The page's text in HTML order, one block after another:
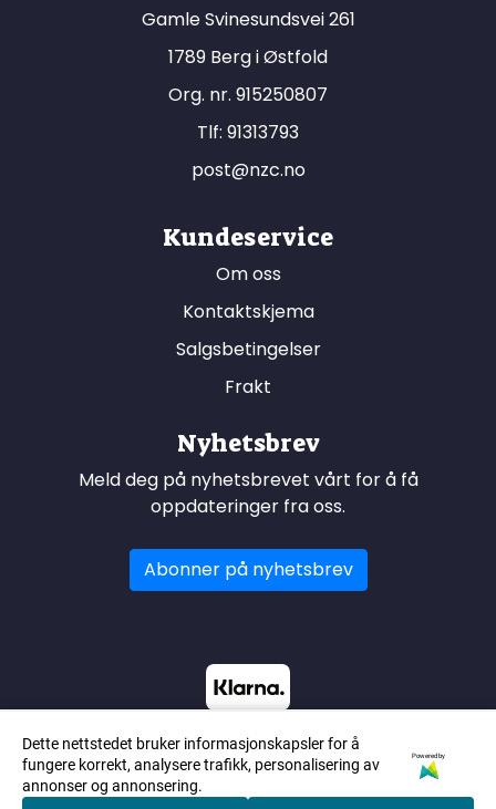
Gamle Svinesundsvei 261
1789 Berg i Østfold
Org. nr. 915250807
Tlf: 91313793
post@nzc.no
Kundeservice
Om oss
Kontaktskjema
Salgsbetingelser
Frakt
Nyhetsbrev
Meld deg på nyhetsbrevet vårt for å få
oppdateringer fra oss.
Abonner på nyhetsbrev
Dette nettstedet bruker informasjonskapsler for å
fungere korrekt, analysere trafikk, personalisering av
annonser og annonsering.
Powered by